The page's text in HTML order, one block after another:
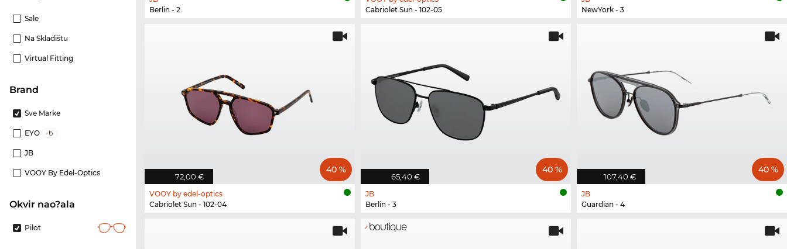
Sale
Na Skladištu
Virtual Fitting
brand
Sve Marke
EYO
JB
VOOY By Edel-Optics
Okvir nao?ala
Pilot
Berlin - 2
Cabriolet Sun - 102-05
NewYork - 3
72,00 €
40 %
VOOY by edel-optics
Cabriolet Sun - 102-04
65,40 €
40 %
JB
Berlin - 3
107,40 €
40 %
JB
Guardian - 4